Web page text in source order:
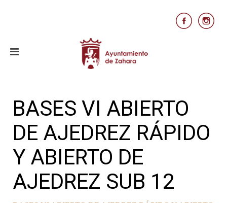
BASES VI ABIERTO
DE AJEDREZ RÁPIDO
Y ABIERTO DE
AJEDREZ SUB 12